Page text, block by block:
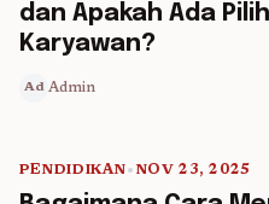
dan Apakah Ada
Karyawan?
Ad Admin
PENDIDIKAN• NOV 23, 2025